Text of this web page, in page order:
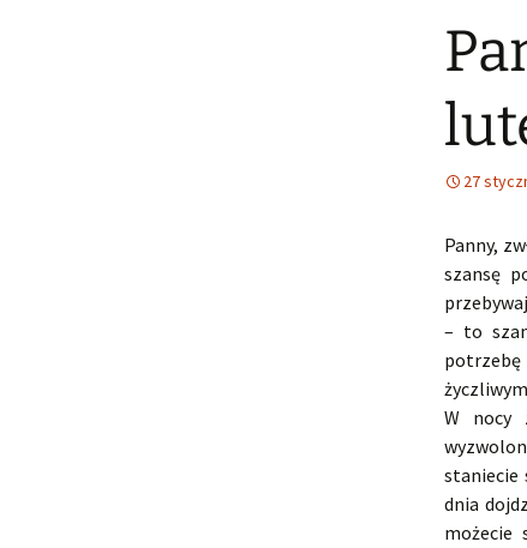
27
Panny,
szansę
– to
potrzebę
W nocy
staniecie
dnia
możecie